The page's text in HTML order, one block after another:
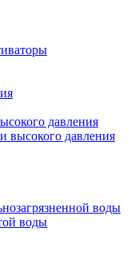
давления
высокого давления
воды
воды